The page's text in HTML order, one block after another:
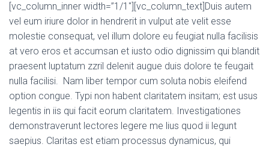
[vc_column_inner width=”1/1″][vc_column_text]Duis autem
vel eum iriure dolor in hendrerit in vulput ate velit esse
molestie consequat, vel illum dolore eu feugiat nulla facilisis
at vero eros et accumsan et iusto odio dignissim qui blandit
praesent luptatum zzril delenit augue duis dolore te feugait
nulla facilisi. Nam liber tempor cum soluta nobis eleifend
option congue. Typi non habent claritatem insitam; est usus
legentis in iis qui facit eorum claritatem. Investigationes
demonstraverunt lectores legere me lius quod ii legunt
saepius. Claritas est etiam processus dynamicus, qui